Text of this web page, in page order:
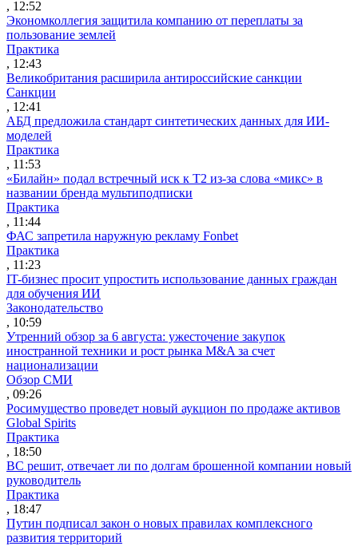
, 12:52
Экономколлегия защитила компанию от переплаты за
пользование землей
Практика
, 12:43
Великобритания расширила антироссийские санкции
Санкции
, 12:41
АБД предложила стандарт синтетических данных для ИИ-
моделей
Практика
, 11:53
«Билайн» подал встречный иск к Т2 из-за слова «микс» в
названии бренда мультиподписки
Практика
, 11:44
ФАС запретила наружную рекламу Fonbet
Практика
, 11:23
IT-бизнес просит упростить использование данных граждан
для обучения ИИ
Законодательство
, 10:59
Утренний обзор за 6 августа: ужесточение закупок
иностранной техники и рост рынка M&A за счет
национализации
Обзор СМИ
, 09:26
Росимущество проведет новый аукцион по продаже активов
Global Spirits
Практика
, 18:50
ВС решит, отвечает ли по долгам брошенной компании новый
руководитель
Практика
, 18:47
Путин подписал закон о новых правилах комплексного
развития территорий